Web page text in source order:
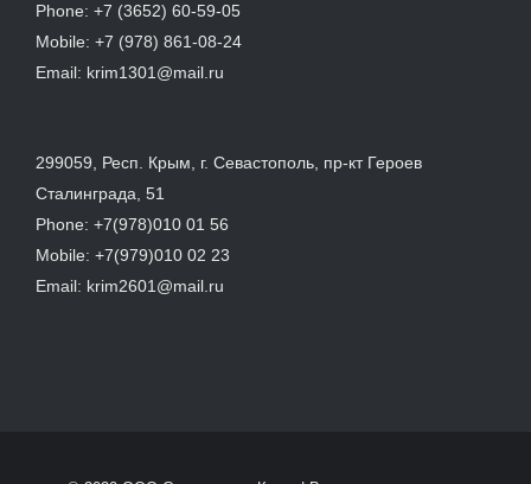
Phone: +7 (3652) 60-59-05
Mobile: +7 (978) 861-08-24
Email: krim1301@mail.ru
299059, Респ. Крым, г. Севастополь, пр-кт Героев
Сталинграда, 51
Phone: +7(978)010 01 56
Mobile: +7(979)010 02 23
Email: krim2601@mail.ru